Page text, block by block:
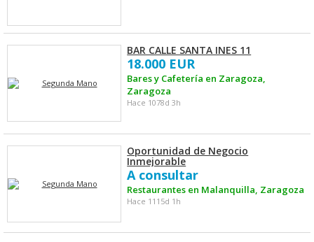
BAR CALLE SANTA INES 11
18.000 EUR
Bares y Cafetería en Zaragoza,
Zaragoza
Hace 1078d 3h
Oportunidad de Negocio
Inmejorable
A consultar
Restaurantes en Malanquilla, Zaragoza
Hace 1115d 1h